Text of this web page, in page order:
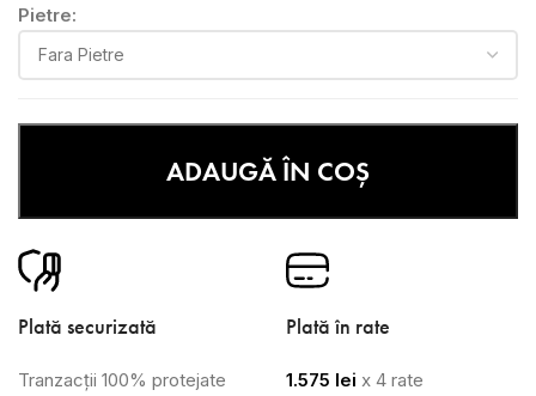
Pietre:
ADAUGĂ ÎN COȘ
Plată securizată
Tranzacții 100% protejate
Plată în rate
1.575 lei x 4 rate